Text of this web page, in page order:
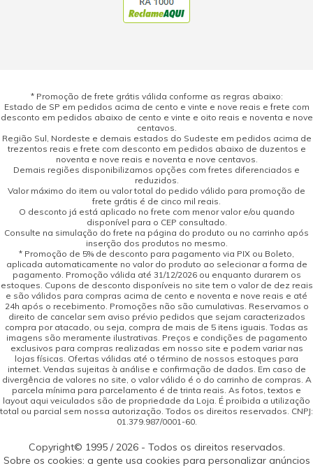
* Promoção de frete grátis válida conforme as regras abaixo:
Estado de SP em pedidos acima de cento e vinte e nove reais e frete com
desconto em pedidos abaixo de cento e vinte e oito reais e noventa e nove
centavos.
Região Sul, Nordeste e demais estados do Sudeste em pedidos acima de
trezentos reais e frete com desconto em pedidos abaixo de duzentos e
noventa e nove reais e noventa e nove centavos.
Demais regiões disponibilizamos opções com fretes diferenciados e
reduzidos.
Valor máximo do item ou valor total do pedido válido para promoção de
frete grátis é de cinco mil reais.
O desconto já está aplicado no frete com menor valor e/ou quando
disponível para o CEP consultado.
Consulte na simulação do frete na página do produto ou no carrinho após
inserção dos produtos no mesmo.
* Promoção de 5% de desconto para pagamento via PIX ou Boleto,
aplicada automaticamente no valor do produto ao selecionar a forma de
pagamento. Promoção válida até 31/12/2026 ou enquanto durarem os
estoques. Cupons de desconto disponíveis no site tem o valor de dez reais
e são válidos para compras acima de cento e noventa e nove reais e até
24h após o recebimento. Promoções não são cumulativas. Reservamos o
direito de cancelar sem aviso prévio pedidos que sejam caracterizados
compra por atacado, ou seja, compra de mais de 5 itens iguais. Todas as
imagens são meramente ilustrativas. Preços e condições de pagamento
exclusivos para compras realizadas em nosso site e podem variar nas
lojas físicas. Ofertas válidas até o término de nossos estoques para
internet. Vendas sujeitas à análise e confirmação de dados. Em caso de
divergência de valores no site, o valor válido é o do carrinho de compras. A
parcela mínima para parcelamento é de trinta reais. As fotos, textos e
layout aqui veiculados são de propriedade da Loja. É proibida a utilização
total ou parcial sem nossa autorização. Todos os direitos reservados. CNPJ:
01.379.987/0001-60.
Copyright© 1995 / 2026 - Todos os direitos reservados.
Sobre os cookies: a gente usa cookies para personalizar anúncios